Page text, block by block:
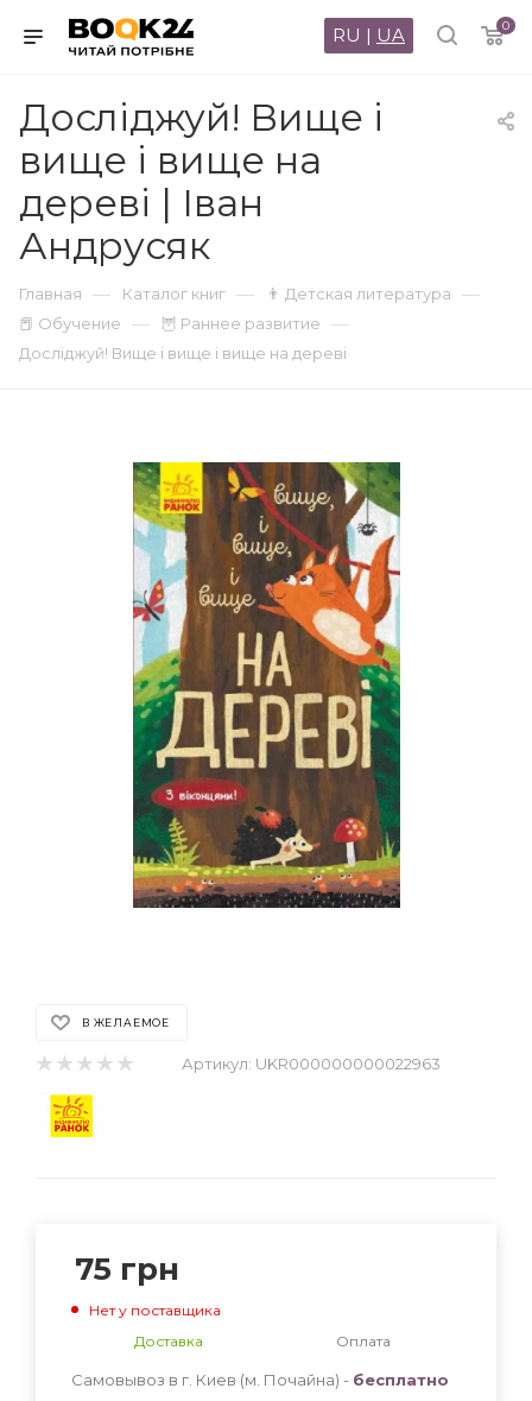
0
RU | UA
Досліджуй! Вище і
вище і вище на
дереві | Іван
Андрусяк
Главная — Каталог книг — 👨 Детская литература —
📕 Обучение — 🦉 Раннее развитие —
Досліджуй! Вище і вище і вище на дереві
В ЖЕЛАЕМОЕ
Артикул: UKR000000000022963
75 грн
Нет у поставщика
Доставка
Оплата
Самовывоз в г. Киев (м. Почайна) - бесплатно